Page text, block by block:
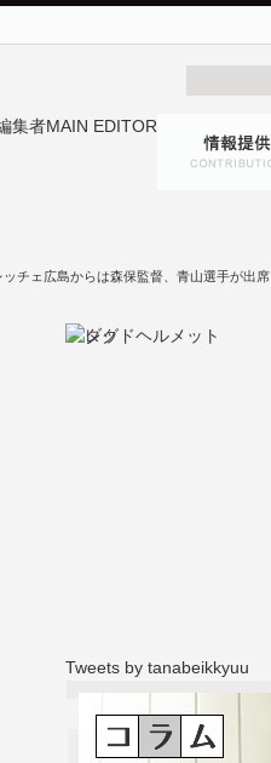
チェ広島からは森保監督、青山選手が出席
Tweets by tanabeikkyuu